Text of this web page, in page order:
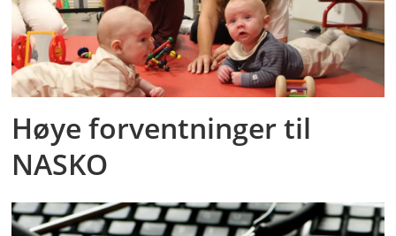
Høye forventninger til
NASKO